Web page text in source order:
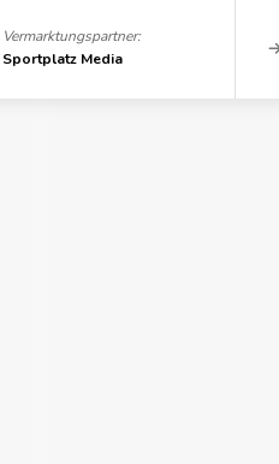
Vermarktungspartner:
Sportplatz Media